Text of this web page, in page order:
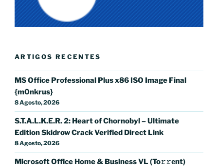
ARTIGOS RECENTES
MS Office Professional Plus x86 ISO Image Final
{m0nkrus}
8 Agosto, 2026
S.T.A.L.K.E.R. 2: Heart of Chornobyl – Ultimate
Edition Skidrow Crack Verified Direct Link
8 Agosto, 2026
Microsoft Office Home & Business VL (To𝚛𝚛еnt)